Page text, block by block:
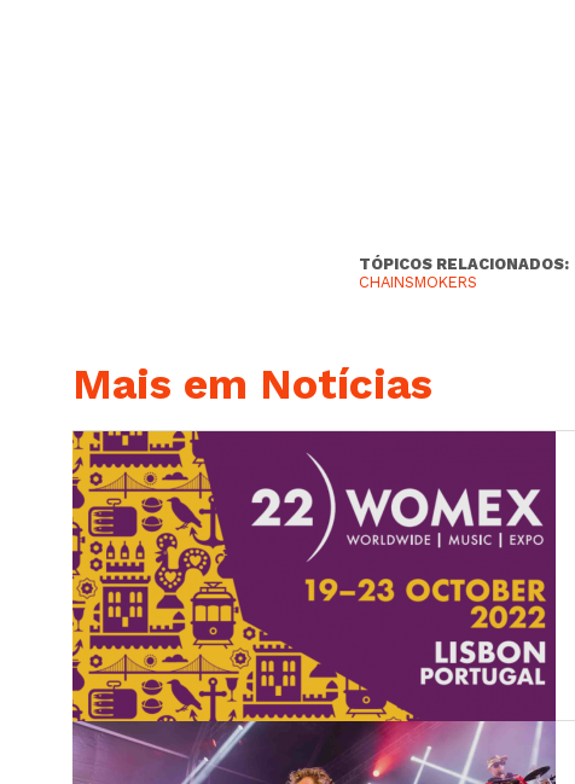
TÓPICOS RELACIONADOS:
CHAINSMOKERS
Mais em Notícias